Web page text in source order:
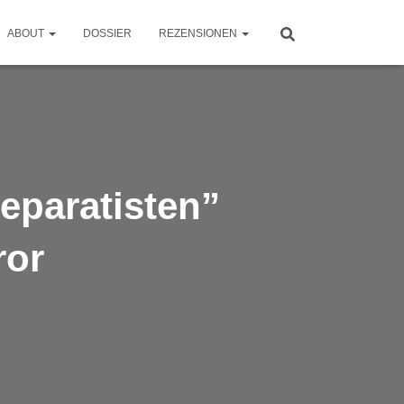
ABOUT DOSSIER REZENSIONEN